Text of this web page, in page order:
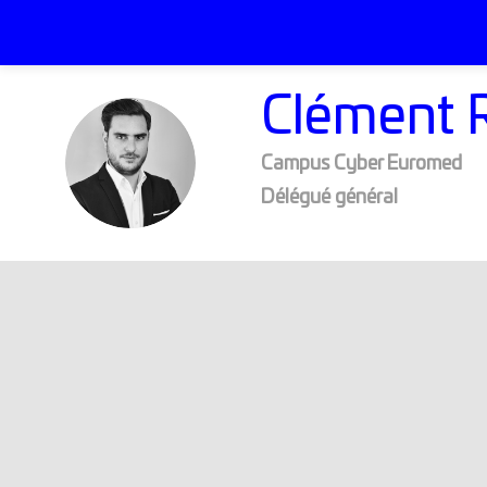
CR
Clément
Campus Cyber Euromed
Délégué général